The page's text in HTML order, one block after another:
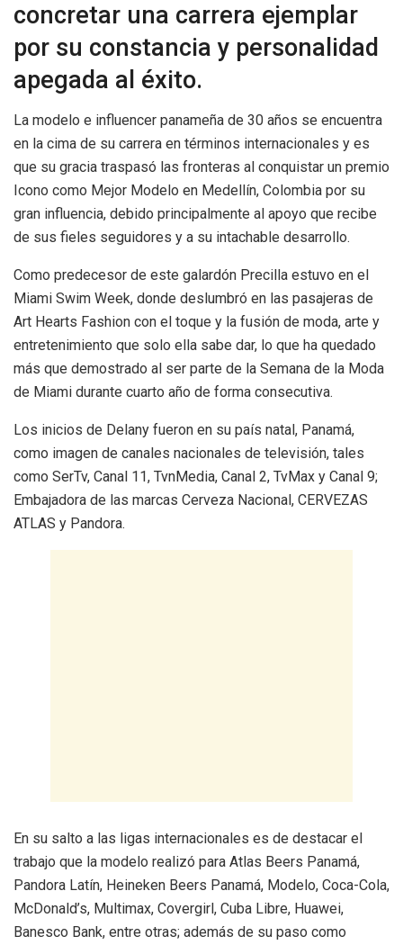
concretar una carrera ejemplar
por su constancia y personalidad
apegada al éxito.
La modelo e influencer panameña de 30 años se encuentra
en la cima de su carrera en términos internacionales y es
que su gracia traspasó las fronteras al conquistar un premio
Icono como Mejor Modelo en Medellín, Colombia por su
gran influencia, debido principalmente al apoyo que recibe
de sus fieles seguidores y a su intachable desarrollo.
Como predecesor de este galardón Precilla estuvo en el
Miami Swim Week, donde deslumbró en las pasajeras de
Art Hearts Fashion con el toque y la fusión de moda, arte y
entretenimiento que solo ella sabe dar, lo que ha quedado
más que demostrado al ser parte de la Semana de la Moda
de Miami durante cuarto año de forma consecutiva.
Los inicios de Delany fueron en su país natal, Panamá,
como imagen de canales nacionales de televisión, tales
como SerTv, Canal 11, TvnMedia, Canal 2, TvMax y Canal 9;
Embajadora de las marcas Cerveza Nacional, CERVEZAS
ATLAS y Pandora.
En su salto a las ligas internacionales es de destacar el
trabajo que la modelo realizó para Atlas Beers Panamá,
Pandora Latín, Heineken Beers Panamá, Modelo, Coca-Cola,
McDonald’s, Multimax, Covergirl, Cuba Libre, Huawei,
Banesco Bank, entre otras; además de su paso como